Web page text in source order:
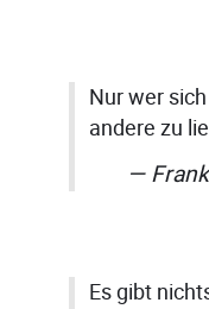
Nur wer
andere zu
Es gibt